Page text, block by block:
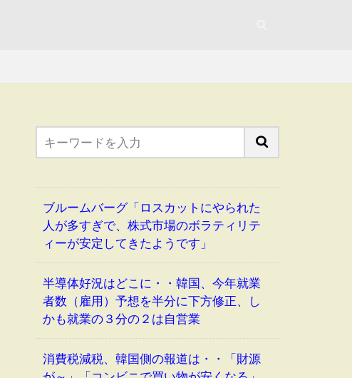
ブルームバーグ「ロスカットにやられた
人が多すぎで、株式市場のボラティリテ
ィーが安定してきたようです」
半導体好況はどこに・・韓国、今年就業
者数（雇用）予想を半分に下方修正、し
かも就業の３分の２は自営業
消費税減税、韓国側の報道は・・「財源